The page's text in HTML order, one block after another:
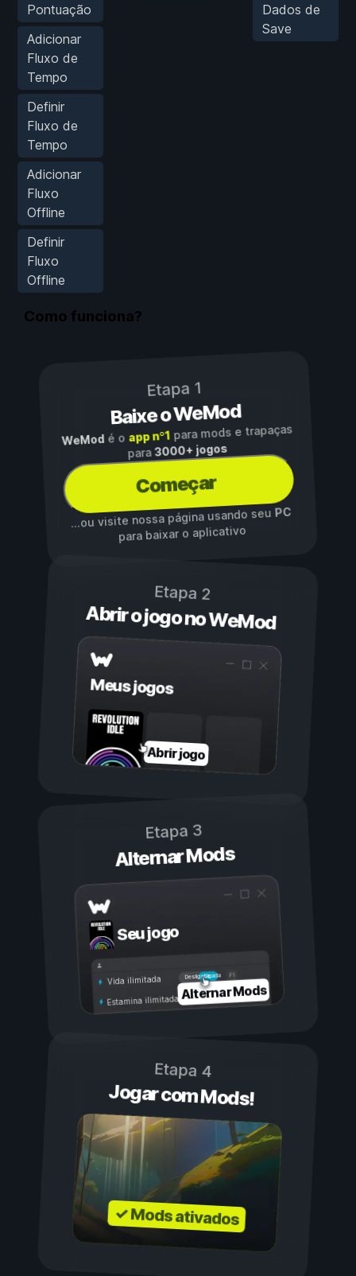
Pontuação
Adicionar
Fluxo de
Tempo
Definir
Fluxo de
Tempo
Adicionar
Fluxo
Offline
Definir
Fluxo
Offline
Dados de
Save
Como funciona?
Etapa 1
Baixe o WeMod
WeModé o app nº1para mods e trapaças
para3000+ jogos
Começar
...ou visite nossa página usando seuPC
para baixar o aplicativo
Etapa 2
Abrir o jogo no WeMod
Meus jogos
Abrir jogo
Etapa 3
Alternar Mods
Seu jogo
Ligada
Desligada
Vida ilimitada
Estamina ilimitadaAlternar Mods
Etapa 4
Jogar com Mods!
✓ Mods ativados